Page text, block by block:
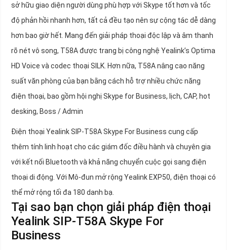
sở hữu giao diện người dùng phù hợp với Skype tốt hơn và tốc
độ phản hồi nhanh hơn, tất cả đều tạo nên sự cộng tác dễ dàng
hơn bao giờ hết. Mang đến giải pháp thoại độc lập và âm thanh
rõ nét vô song, T58A được trang bị công nghệ Yealink’s Optima
HD Voice và codec thoại SILK. Hơn nữa, T58A nâng cao năng
suất văn phòng của bạn bằng cách hỗ trợ nhiều chức năng
điện thoại, bao gồm hội nghị Skype for Business, lịch, CAP, hot
desking, Boss / Admin
Điện thoại Yealink SIP-T58A Skype For Business cung cấp
thêm tính linh hoạt cho các giám đốc điều hành và chuyên gia
với kết nối Bluetooth và khả năng chuyển cuộc gọi sang điện
thoại di động. Với Mô-đun mở rộng Yealink EXP50, điện thoại có
thể mở rộng tối đa 180 danh bạ.
Tại sao bạn chọn giải pháp điện thoại
Yealink SIP-T58A Skype For
Business